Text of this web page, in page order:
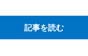
記事を読む